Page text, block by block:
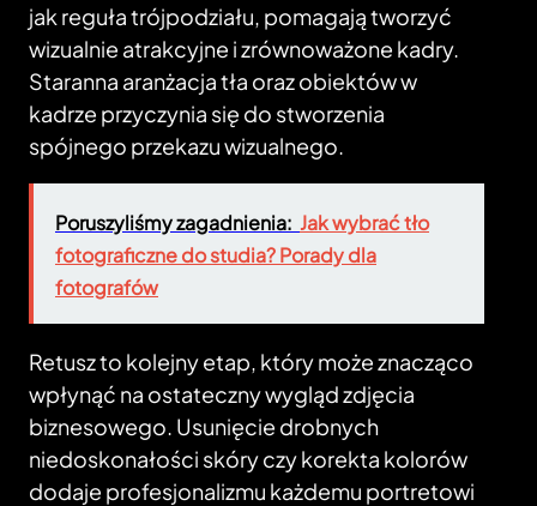
jak reguła trójpodziału, pomagają tworzyć
wizualnie atrakcyjne i zrównoważone kadry.
Staranna aranżacja tła oraz obiektów w
kadrze przyczynia się do stworzenia
spójnego przekazu wizualnego.
Poruszyliśmy zagadnienia: Jak wybrać tło
fotograficzne do studia? Porady dla
fotografów
Retusz to kolejny etap, który może znacząco
wpłynąć na ostateczny wygląd zdjęcia
biznesowego. Usunięcie drobnych
niedoskonałości skóry czy korekta kolorów
dodaje profesjonalizmu każdemu portretowi